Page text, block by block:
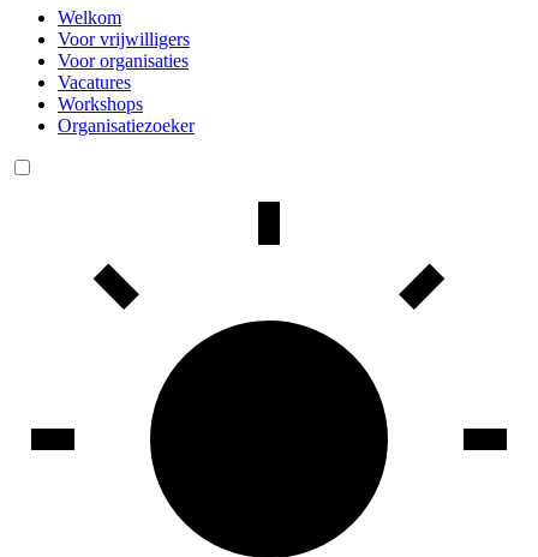
Welkom
Voor vrijwilligers
Voor organisaties
Vacatures
Workshops
Organisatiezoeker